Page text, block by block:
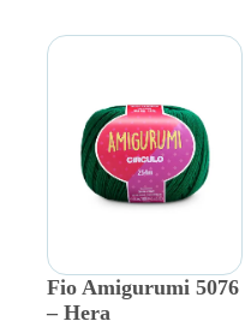
Fio Amigurumi 5076
– Hera